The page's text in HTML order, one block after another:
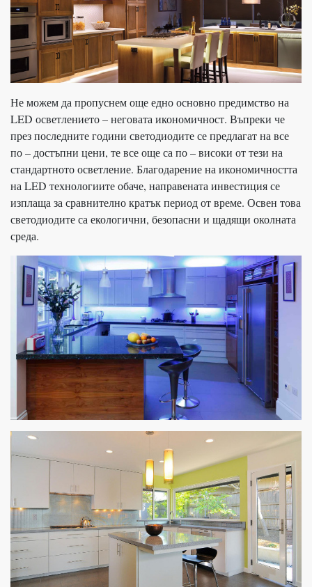
Не можем да пропуснем още едно основно предимство на
LED осветлението – неговата икономичност. Въпреки че
през последните години светодиодите се предлагат на все
по – достъпни цени, те все още са по – високи от тези на
стандартното осветление. Благодарение на икономичността
на LED технологиите обаче, направената инвестиция се
изплаща за сравнително кратък период от време. Освен това
светодиодите са екологични, безопасни и щадящи околната
среда.